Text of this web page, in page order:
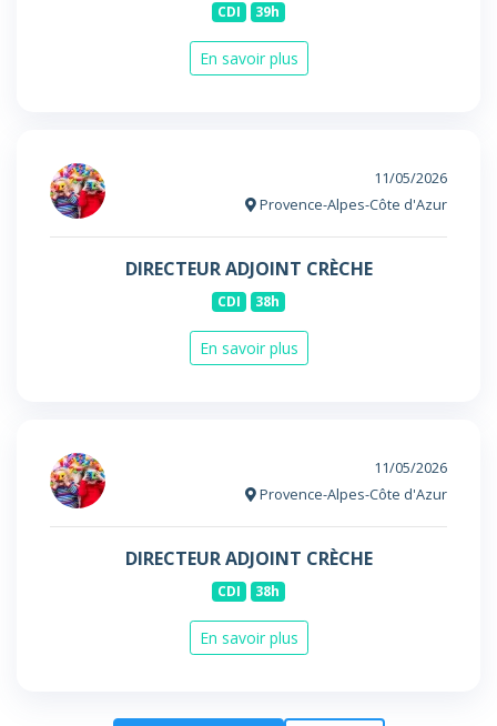
CDI 39h
En savoir plus
11/05/2026
Provence-Alpes-Côte d'Azur
DIRECTEUR ADJOINT CRÈCHE
CDI 38h
En savoir plus
11/05/2026
Provence-Alpes-Côte d'Azur
DIRECTEUR ADJOINT CRÈCHE
CDI 38h
En savoir plus